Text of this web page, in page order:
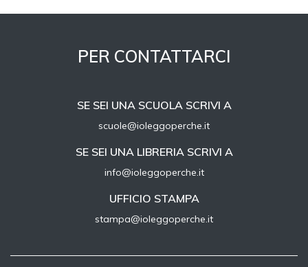
PER CONTATTARCI
SE SEI UNA SCUOLA SCRIVI A
scuole@ioleggoperche.it
SE SEI UNA LIBRERIA SCRIVI A
info@ioleggoperche.it
UFFICIO STAMPA
stampa@ioleggoperche.it